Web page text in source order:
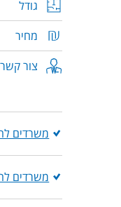
גודל
מחיר
צור קשר
משרדים
משרדים